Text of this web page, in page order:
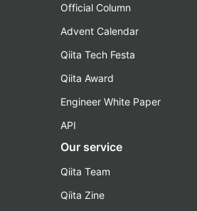
Official Column
Advent Calendar
Qiita Tech Festa
Qiita Award
Engineer White Paper
API
Our service
Qiita Team
Qiita Zine